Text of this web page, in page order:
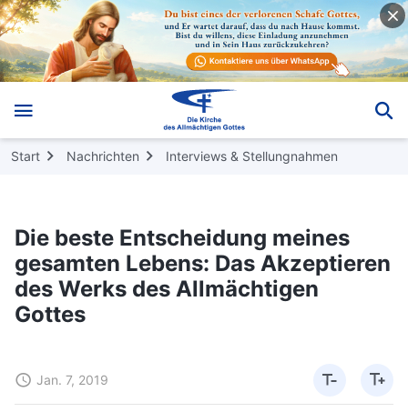
Start Nachrichten Interviews & Stellungnahmen
Die beste Entscheidung meines
gesamten Lebens: Das Akzeptieren
des Werks des Allmächtigen
Gottes
Jan. 7, 2019